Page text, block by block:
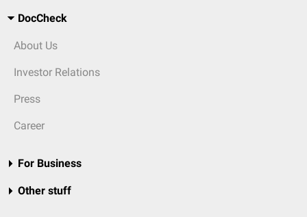
DocCheck
About Us
Investor Relations
Press
Career
For Business
Other stuff